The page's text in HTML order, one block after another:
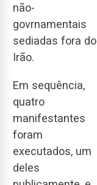
não-
govrnamentais
sediadas fora do
Irão.
Em sequência,
quatro
manifestantes
foram
executados, um
deles